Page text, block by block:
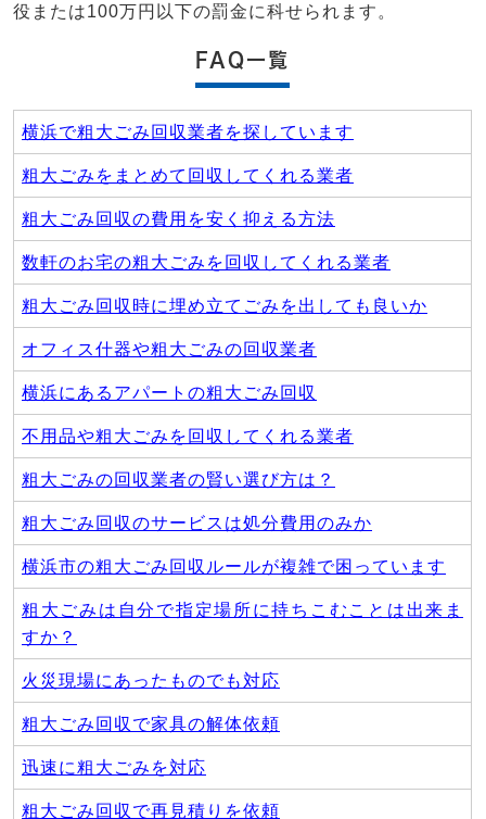
役または100万円以下の罰金に科せられます。
FAQ一覧
横浜で粗大ごみ回収業者を探しています
粗大ごみをまとめて回収してくれる業者
粗大ごみ回収の費用を安く抑える方法
数軒のお宅の粗大ごみを回収してくれる業者
粗大ごみ回収時に埋め立てごみを出しても良いか
オフィス什器や粗大ごみの回収業者
横浜にあるアパートの粗大ごみ回収
不用品や粗大ごみを回収してくれる業者
粗大ごみの回収業者の賢い選び方は？
粗大ごみ回収のサービスは処分費用のみか
横浜市の粗大ごみ回収ルールが複雑で困っています
粗大ごみは自分で指定場所に持ちこむことは出来ま
すか？
火災現場にあったものでも対応
粗大ごみ回収で家具の解体依頼
迅速に粗大ごみを対応
粗大ごみ回収で再見積りを依頼